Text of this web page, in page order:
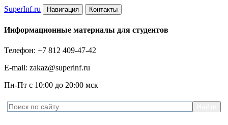
SuperInf.ru Навигация Контакты
Информационные материалы для студентов
Телефон: +7 812 409-47-42
E-mail: zakaz@superinf.ru
Пн-Пт с 10:00 до 20:00 мск